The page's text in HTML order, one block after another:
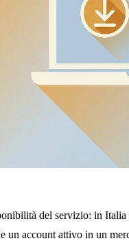
del servizio: in
account attivo in un